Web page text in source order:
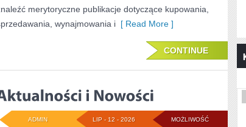
merytoryczne publikacje dotyczące kupowania,
wynajmowania i [ Read More ]
CONTINUE
MOŻLIWOŚĆ
LIP - 12 - 2026
ADMIN